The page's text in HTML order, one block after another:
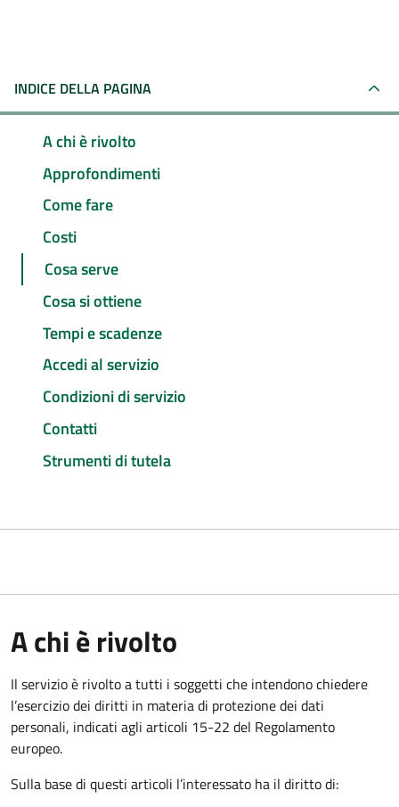
INDICE DELLA PAGINA
A chi è rivolto
Approfondimenti
Come fare
Costi
Cosa serve
Cosa si ottiene
Tempi e scadenze
Accedi al servizio
Condizioni di servizio
Contatti
Strumenti di tutela
A chi è rivolto
Il servizio è rivolto a tutti i soggetti che intendono chiedere
l’esercizio dei diritti in materia di protezione dei dati
personali, indicati agli articoli 15-22 del Regolamento
europeo.
Sulla base di questi articoli l’interessato ha il diritto di: